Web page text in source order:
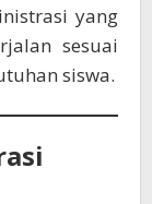
yang
sesuai
siswa.